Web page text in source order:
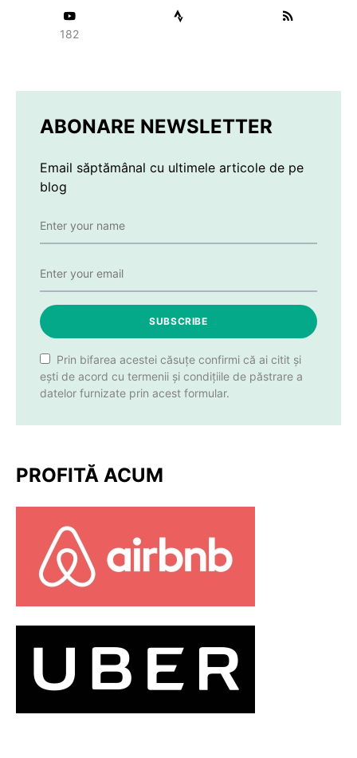
182
ABONARE NEWSLETTER
Email săptămânal cu ultimele articole de pe
blog
SUBSCRIBE
Prin bifarea acestei căsuțe confirmi că ai citit și
ești de acord cu termenii și condițiile de păstrare a
datelor furnizate prin acest formular.
PROFITĂ ACUM